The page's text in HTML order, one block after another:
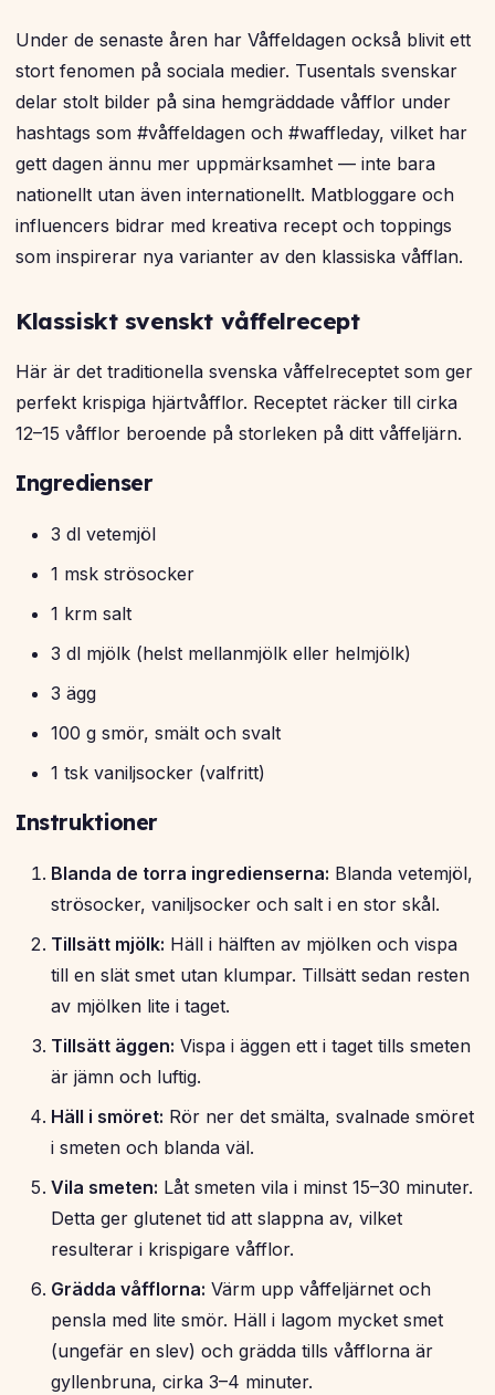
Under de senaste åren har Våffeldagen också blivit ett
stort fenomen på sociala medier. Tusentals svenskar
delar stolt bilder på sina hemgräddade våfflor under
hashtags som #våffeldagen och #waffleday, vilket har
gett dagen ännu mer uppmärksamhet — inte bara
nationellt utan även internationellt. Matbloggare och
influencers bidrar med kreativa recept och toppings
som inspirerar nya varianter av den klassiska våfflan.
Klassiskt svenskt våffelrecept
Här är det traditionella svenska våffelreceptet som ger
perfekt krispiga hjärtvåfflor. Receptet räcker till cirka
12–15 våfflor beroende på storleken på ditt våffeljärn.
Ingredienser
3 dl vetemjöl
1 msk strösocker
1 krm salt
3 dl mjölk (helst mellanmjölk eller helmjölk)
3 ägg
100 g smör, smält och svalt
1 tsk vaniljsocker (valfritt)
Instruktioner
Blanda de torra ingredienserna: Blanda vetemjöl,
strösocker, vaniljsocker och salt i en stor skål.
Tillsätt mjölk: Häll i hälften av mjölken och vispa
till en slät smet utan klumpar. Tillsätt sedan resten
av mjölken lite i taget.
Tillsätt äggen: Vispa i äggen ett i taget tills smeten
är jämn och luftig.
Häll i smöret: Rör ner det smälta, svalnade smöret
i smeten och blanda väl.
Vila smeten: Låt smeten vila i minst 15–30 minuter.
Detta ger glutenet tid att slappna av, vilket
resulterar i krispigare våfflor.
Grädda våfflorna: Värm upp våffeljärnet och
pensla med lite smör. Häll i lagom mycket smet
(ungefär en slev) och grädda tills våfflorna är
gyllenbruna, cirka 3–4 minuter.